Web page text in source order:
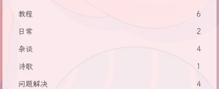
教程
6
日常
2
杂谈
4
诗歌
1
问题解决
4